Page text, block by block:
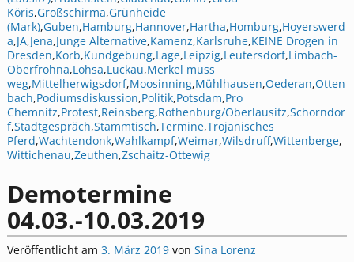
Köris,Großschirma,Grünheide
(Mark),Guben,Hamburg,Hannover,Hartha,Homburg,Hoyerswerd
a,JA,Jena,Junge Alternative,Kamenz,Karlsruhe,KEINE Drogen in
Dresden,Korb,Kundgebung,Lage,Leipzig,Leutersdorf,Limbach-
Oberfrohna,Lohsa,Luckau,Merkel muss
weg,Mittelherwigsdorf,Moosinning,Mühlhausen,Oederan,Otten
bach,Podiumsdiskussion,Politik,Potsdam,Pro
Chemnitz,Protest,Reinsberg,Rothenburg/Oberlausitz,Schorndor
f,Stadtgespräch,Stammtisch,Termine,Trojanisches
Pferd,Wachtendonk,Wahlkampf,Weimar,Wilsdruff,Wittenberge,
Wittichenau,Zeuthen,Zschaitz-Ottewig
Demotermine
04.03.-10.03.2019
Veröffentlicht am 3. März 2019 von Sina Lorenz